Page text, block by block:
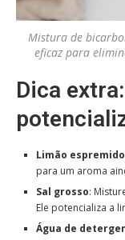
Mistura de
eficaz para
Dica
Limão espremido
para um aroma
Sal grosso:
Ele potencializa a
Água de